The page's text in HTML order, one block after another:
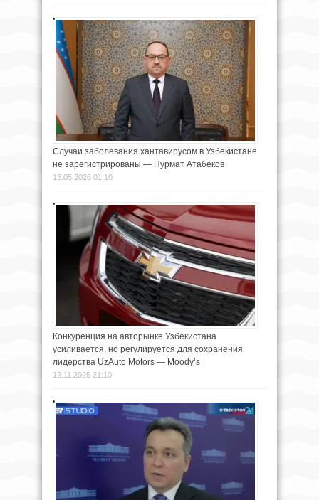
Случаи заболевания хантавирусом в Узбекистане
не зарегистрированы — Нурмат Атабеков
13.05.2026 01:10
Конкуренция на авторынке Узбекистана
усиливается, но регулируется для сохранения
лидерства UzAuto Motors — Moody’s
12.11.2025 21:10